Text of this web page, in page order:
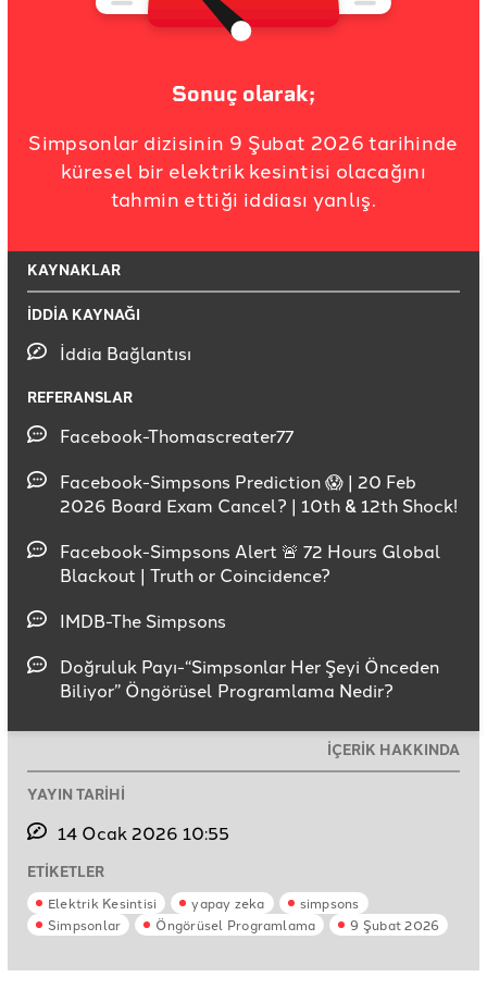
Sonuç olarak;
Simpsonlar dizisinin 9 Şubat 2026 tarihinde
küresel bir elektrik kesintisi olacağını
tahmin ettiği iddiası yanlış.
KAYNAKLAR
İDDİA KAYNAĞI
İddia Bağlantısı
REFERANSLAR
Facebook-Thomascreater77
Facebook-Simpsons Prediction 😱 | 20 Feb
2026 Board Exam Cancel? | 10th & 12th Shock!
Facebook-Simpsons Alert 🚨 72 Hours Global
Blackout | Truth or Coincidence?
IMDB-The Simpsons
Doğruluk Payı-“Simpsonlar Her Şeyi Önceden
Biliyor” Öngörüsel Programlama Nedir?
İÇERİK HAKKINDA
YAYIN TARİHİ
14 Ocak 2026 10:55
ETİKETLER
Elektrik Kesintisi yapay zeka
simpsons
Simpsonlar
Öngörüsel Programlama 9 Şubat 2026